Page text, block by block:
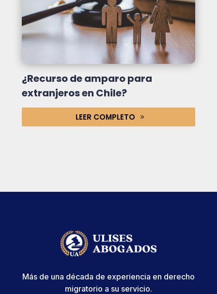
¿Recurso de amparo para
extranjeros en Chile?
LEER COMPLETO
Más de una década de experiencia en derecho
migratorio a su servicio.